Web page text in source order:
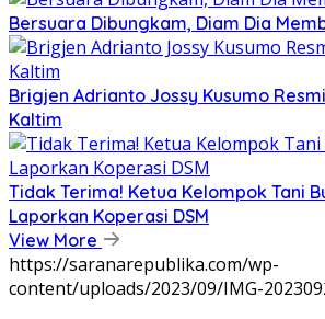
Bersuara Dibungkam, Diam Dia
Brigjen Adrianto Jossy Kusumo
Kaltim
Tidak Terima! Ketua Kelompok Tani
Laporkan Koperasi DSM
View More
https://saranarepublika.com/wp-
content/uploads/2023/09/IMG-